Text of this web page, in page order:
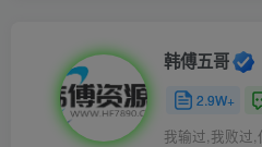
韩傅五哥
2.9W+
我输过,我败过